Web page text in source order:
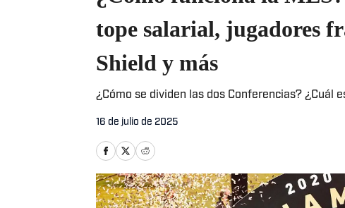
tope salarial, jugadores
Shield y más
¿Cómo se dividen las dos Conferencias? ¿Cuál
16 de julio de 2025